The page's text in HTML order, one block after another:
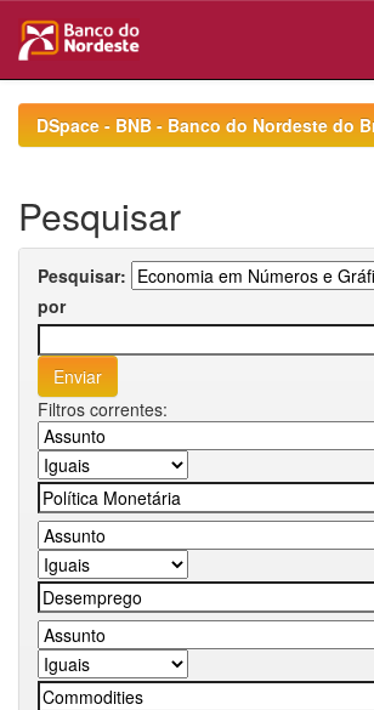
navigationDSpace - BNB - Banco do Nordeste do
Pesquisar
Pesquisar:
por
Filtros correntes: